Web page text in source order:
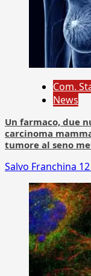
Com.
News
Un farmaco, due
carcinoma
tumore al seno
Salvo Franchina